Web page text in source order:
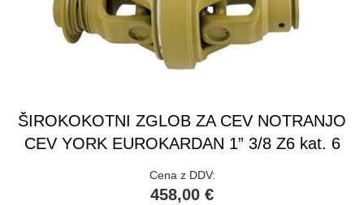
ŠIROKOKOTNI ZGLOB ZA CEV NOTRANJO
CEV YORK EUROKARDAN 1” 3/8 Z6 kat. 6
Cena z DDV:
458,00 €